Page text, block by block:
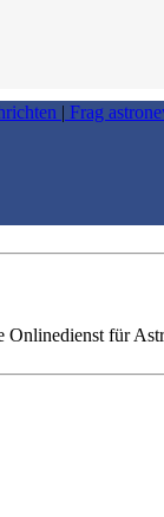
| Frag
Onlinedienst für